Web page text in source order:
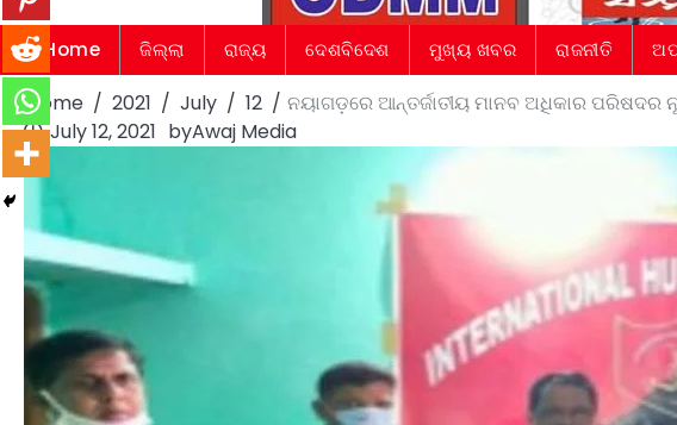
Home ଜିଲ୍ଲା ରାଜ୍ୟ ଦେଶବିଦେଶ ମୁଖ୍ୟ ଖବର ରାଜନୀତି
Home 2021 July 12
ନୟାଗଡ଼ରେ ଆନ୍ତର୍ଜାତୀୟ ମାନବ ଅଧିକାର ପରିଷଦର
July 12, 2021 byAwaj Media